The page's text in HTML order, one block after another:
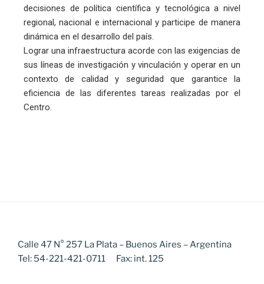
decisiones de política científica y tecnológica a nivel
regional, nacional e internacional y participe de manera
dinámica en el desarrollo del país.
Lograr una infraestructura acorde con las exigencias de
sus líneas de investigación y vinculación y operar en un
contexto de calidad y seguridad que garantice la
eficiencia de las diferentes tareas realizadas por el
Centro.
Calle 47 N° 257 La Plata – Buenos Aires – Argentina
Tel: 54-221-421-0711 Fax: int. 125